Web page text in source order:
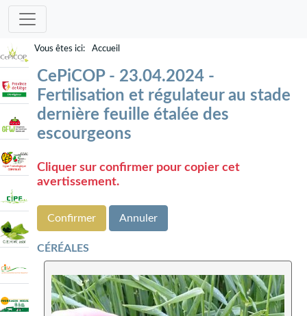
Accueil
CePiCOP - 23.04.2024 -
Fertilisation et régulateur au stade
dernière feuille étalée des
escourgeons
Cliquer sur confirmer pour copier cet
avertissement.
Confirmer Annuler
CÉRÉALES